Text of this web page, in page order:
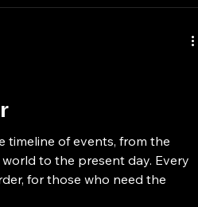
timeline of events, from the
to the present day. Every
for those who need the